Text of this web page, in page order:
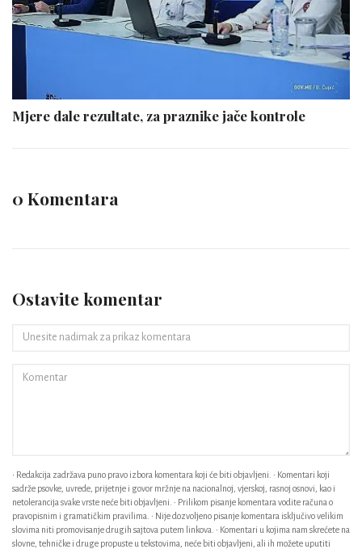
Mjere dale rezultate, za praznike jače kontrole
0 Komentara
Ostavite komentar
• Redakcija zadržava puno pravo izbora komentara koji će biti objavljeni. • Komentari koji
sadrže psovke, uvrede, prijetnje i govor mržnje na nacionalnoj, vjerskoj, rasnoj osnovi, kao i
netolerancija svake vrste neće biti objavljeni. • Prilikom pisanje komentara vodite računa o
pravopisnim i gramatičkim pravilima. • Nije dozvoljeno pisanje komentara isključivo velikim
slovima niti promovisanje drugih sajtova putem linkova. • Komentari u kojima nam skrećete na
slovne, tehničke i druge propuste u tekstovima, neće biti objavljeni, ali ih možete uputiti